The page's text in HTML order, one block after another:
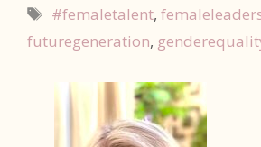
Tags
#femaletalent,
futuregeneration,